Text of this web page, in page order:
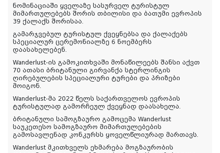
ნომინაციაში ყველაზე სასურველ ტურისტულ
მიმართულებებს შორის თბილისი და ბათუმი ევროპის
39 ქალაქს შორისაა.
გამარჯვებულ ტურისტულ ქვეყნებსა და ქალაქებს
სპეციალურ ცერემონიალზე 6 ნოემბერს
დაასახელებენ.
Wanderlust-ის გამოკითხვაში მონაწილეებს შანსი აქვთ
70 ათასი ბრიტანული გირვანქა სტერლინგის
ღირებულების სპეციალური ტურები და პრიზები
მოიგონ.
Wanderlust-მა 2022 წელს საქართველოს ევროპის
ტურისტულად გამორჩეულ ქვეყნად დაასახელა.
ბრიტანული სამოგზაურო გამოცემა Wanderlust
საუკეთესო სამოგზაურო მიმართულებების
გამოსავლენად კონკურსს ყოველწლიურად მართავს.
Wanderlust მკითხველს ეხმარება მოგზაურობის